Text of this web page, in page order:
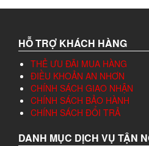
HỖ TRỢ KHÁCH HÀNG
THẺ ƯU ĐÃI MUA HÀNG
ĐIỀU KHOẢN AN NHƠN
CHÍNH SÁCH GIAO NHẬN
CHÍNH SÁCH BẢO HÀNH
CHÍNH SÁCH ĐỔI TRẢ
DANH MỤC DỊCH VỤ TẬN